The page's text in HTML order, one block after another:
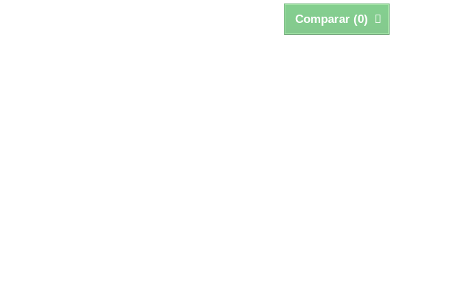
Comparar (0)